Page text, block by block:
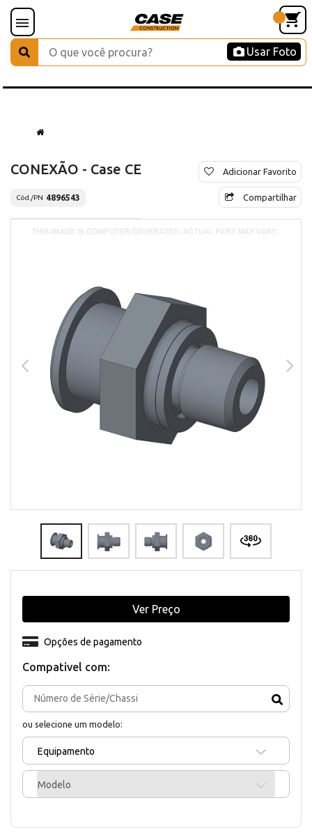
Usar Foto
CONEXÃO - Case CE
Cód./PN 4896543
Adicionar Favorito
Compartilhar
Compativel com:
ou selecione um modelo:
Equipamento
Modelo
Opções de pagamento
Ver Preço